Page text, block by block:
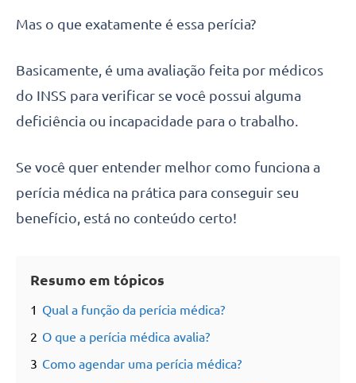
Mas o que exatamente é essa perícia?
Basicamente, é uma avaliação feita por médicos
do INSS para verificar se você possui alguma
deficiência ou incapacidade para o trabalho.
Se você quer entender melhor como funciona a
perícia médica na prática para conseguir seu
benefício, está no conteúdo certo!
Resumo em tópicos
1 Qual a função da perícia médica?
2 O que a perícia médica avalia?
3 Como agendar uma perícia médica?